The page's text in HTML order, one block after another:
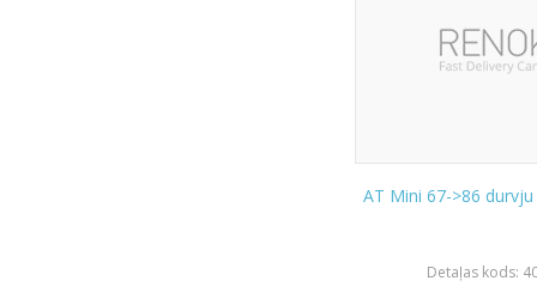
AT Mini 67->86
Detaļas kods: